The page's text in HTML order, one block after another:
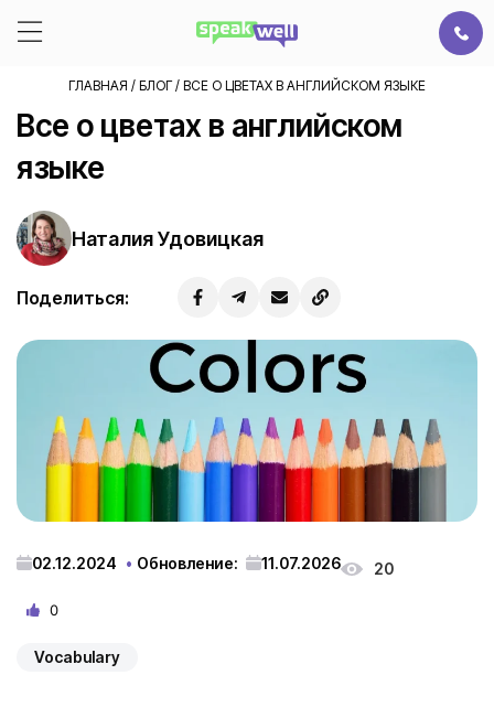
ГЛАВНАЯ / БЛОГ/ ВСЕ О ЦВЕТАХ В АНГЛИЙСКОМ ЯЗЫКЕ
Все о цветах в английском
языке
Наталия Удовицкая
Поделиться:
02.12.2024 Обновление: 11.07.2026 20
0
Vocabulary